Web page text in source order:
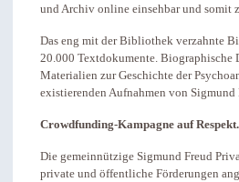
und Archiv online einsehbar und somit
Das eng mit der Bibliothek verzahnte
20.000 Textdokumente. Biographische
Materialien zur Geschichte der
existierenden Aufnahmen von Sigmund
Crowdfunding-Kampagne auf
Die gemeinnützige Sigmund Freud
private und öffentliche Förderungen